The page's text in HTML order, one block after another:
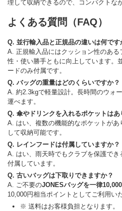
理して収納できるので、コンパクトな
よくある質問（FAQ）
Q. 並行輸入品と正規品の違いは何です
A. 正規輸入品にはクッション性のある
性・使い勝手ともに向上しています。
ードのみ付属です。
Q. バッグの重量はどのくらいですか？
A. 約2.3kgで軽量設計。長時間のウォ
運べます。
Q. 傘やドリンクを入れるポケットはあ
A. はい、複数の機能的なポケットが
して収納可能です。
Q. レインフードは付属していますか？
A. はい、雨天時でもクラブを保護で
付属しています。
Q. 古いバッグは下取りできますか？
A. ご不要のJONESバッグを一律
10,000円相当ポイントとしてご利用い
※ 送料はお客様負担となります。